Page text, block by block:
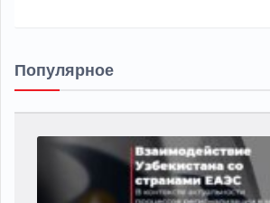
Популярное